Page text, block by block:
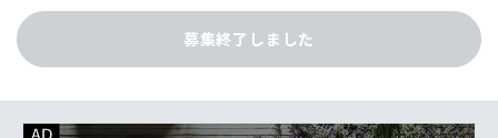
募集終了しました